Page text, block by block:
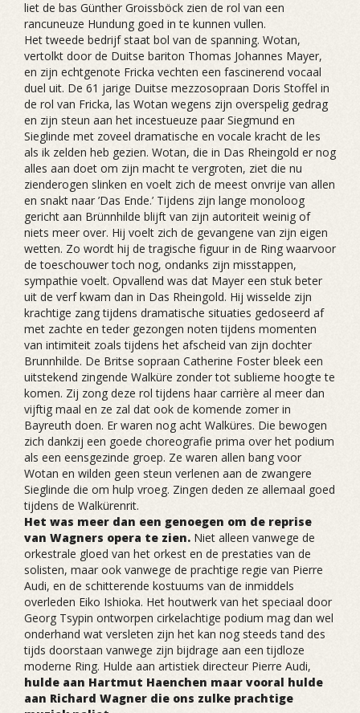
liet de bas Günther Groissböck zien de rol van een
rancuneuze Hundung goed in te kunnen vullen.
Het tweede bedrijf staat bol van de spanning. Wotan,
vertolkt door de Duitse bariton Thomas Johannes Mayer,
en zijn echtgenote Fricka vechten een fascinerend vocaal
duel uit. De 61 jarige Duitse mezzosopraan Doris Stoffel in
de rol van Fricka, las Wotan wegens zijn overspelig gedrag
en zijn steun aan het incestueuze paar Siegmund en
Sieglinde met zoveel dramatische en vocale kracht de les
als ik zelden heb gezien. Wotan, die in Das Rheingold er nog
alles aan doet om zijn macht te vergroten, ziet die nu
zienderogen slinken en voelt zich de meest onvrije van allen
en snakt naar ’Das Ende.’ Tijdens zijn lange monoloog
gericht aan Brünnhilde blijft van zijn autoriteit weinig of
niets meer over. Hij voelt zich de gevangene van zijn eigen
wetten. Zo wordt hij de tragische figuur in de Ring waarvoor
de toeschouwer toch nog, ondanks zijn misstappen,
sympathie voelt. Opvallend was dat Mayer een stuk beter
uit de verf kwam dan in Das Rheingold. Hij wisselde zijn
krachtige zang tijdens dramatische situaties gedoseerd af
met zachte en teder gezongen noten tijdens momenten
van intimiteit zoals tijdens het afscheid van zijn dochter
Brunnhilde. De Britse sopraan Catherine Foster bleek een
uitstekend zingende Walküre zonder tot sublieme hoogte te
komen. Zij zong deze rol tijdens haar carrière al meer dan
vijftig maal en ze zal dat ook de komende zomer in
Bayreuth doen. Er waren nog acht Walküres. Die bewogen
zich dankzij een goede choreografie prima over het podium
als een eensgezinde groep. Ze waren allen bang voor
Wotan en wilden geen steun verlenen aan de zwangere
Sieglinde die om hulp vroeg. Zingen deden ze allemaal goed
tijdens de Walkürenrit.
Het was meer dan een genoegen om de reprise
van Wagners opera te zien. Niet alleen vanwege de
orkestrale gloed van het orkest en de prestaties van de
solisten, maar ook vanwege de prachtige regie van Pierre
Audi, en de schitterende kostuums van de inmiddels
overleden Eiko Ishioka. Het houtwerk van het speciaal door
Georg Tsypin ontworpen cirkelachtige podium mag dan wel
onderhand wat versleten zijn het kan nog steeds tand des
tijds doorstaan vanwege zijn bijdrage aan een tijdloze
moderne Ring. Hulde aan artistiek directeur Pierre Audi,
hulde aan Hartmut Haenchen maar vooral hulde
aan Richard Wagner die ons zulke prachtige